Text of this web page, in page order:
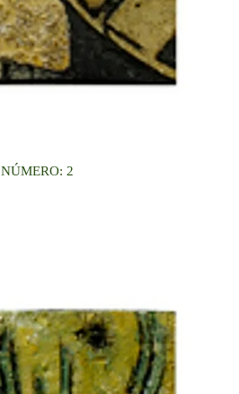
NÚMERO: 2